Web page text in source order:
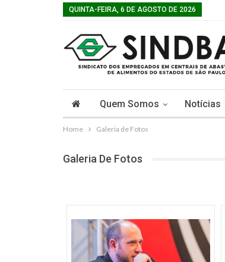
QUINTA-FEIRA, 6 DE AGOSTO DE 2026
Quem Somos Notícias
Home Galeria de Fotos
Galeria De Fotos